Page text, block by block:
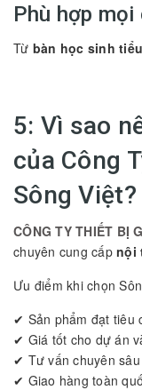
Phù hợp mọi
Từ bàn học sinh
5: Vì sao
của Công
Sông Việt?
CÔNG TY THIẾT BỊ
chuyên cung cấp nội
Ưu điểm khi chọn
✔ Sản phẩm đạt tiêu
✔ Giá tốt cho dự án
✔ Tư vấn chuyên
✔ Giao hàng toàn